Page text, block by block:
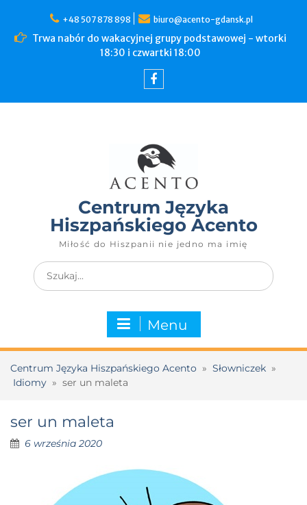
+48 507 878 898 biuro@acento-gdansk.pl
Trwa nabór do wakacyjnej grupy podstawowej - wtorki
18:30 i czwartki 18:00
Centrum Języka
Hiszpańskiego Acento
Miłość do Hiszpanii nie jedno ma imię
Menu
Centrum Języka Hiszpańskiego Acento » Słowniczek »
Idiomy » ser un maleta
ser un maleta
6 września 2020